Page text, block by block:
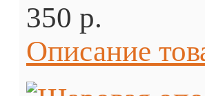
350 p.
Описание